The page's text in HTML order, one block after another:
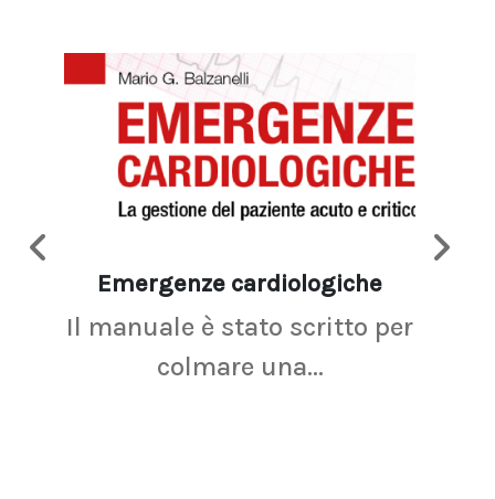
Emergenze cardiologiche
Il manuale è stato scritto per
colmare una...